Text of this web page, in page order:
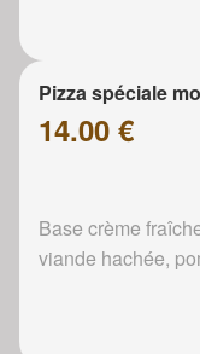
Pizza spéciale
14.00 €
Base crème
viande hachée,